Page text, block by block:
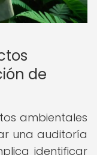
de
ambientales
una auditoría
identificar